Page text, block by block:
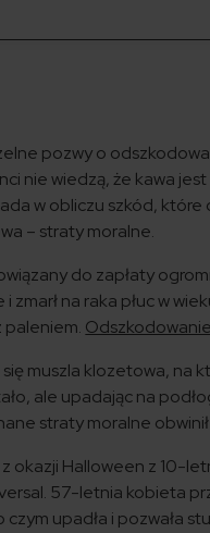
pozwy o
nie wiedzą, że kawa
w obliczu szkód,
– straty moralne.
do zapłaty
zmarł na raka płuc w
paleniem.
muszla klozetowa, na
ale upadając na
straty moralne
okazji Halloween z 10-
57-letnia kobieta
upadła i pozwała